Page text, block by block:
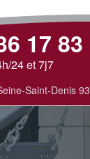
17 83
24 et 7j7
Saint-Denis 93